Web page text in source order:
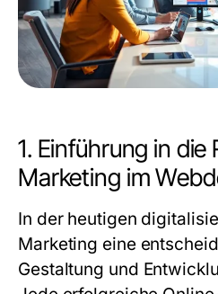
1. Einführung in die
Marketing im
In der heutigen
Marketing eine
Gestaltung und